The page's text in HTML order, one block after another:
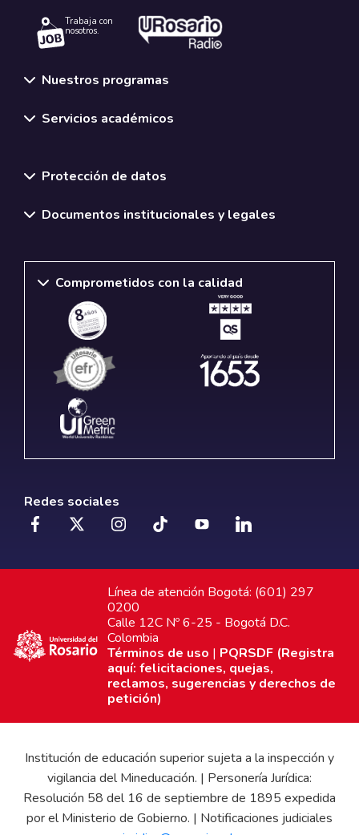
Trabaja con
nosotros.
Nuestros programas
Servicios académicos
Protección de datos
Documentos institucionales y legales
Comprometidos con la calidad
Redes sociales
Línea de atención Bogotá: (601) 297
0200
Calle 12C Nº 6-25 - Bogotá D.C.
Colombia
Términos de uso | PQRSDF (Registra
aquí: felicitaciones, quejas,
reclamos, sugerencias y derechos de
petición)
Institución de educación superior sujeta a la inspección y
vigilancia del Mineducación. | Personería Jurídica:
Resolución 58 del 16 de septiembre de 1895 expedida
por el Ministerio de Gobierno. | Notificaciones judiciales